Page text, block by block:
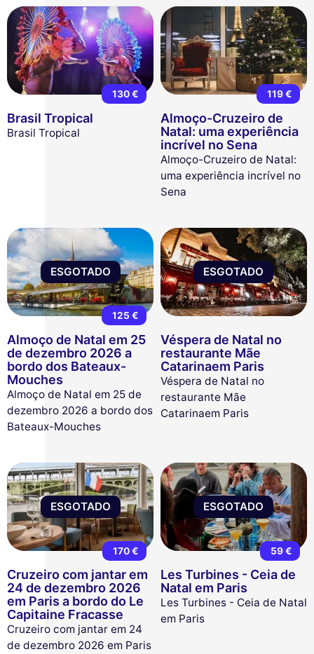
130 €
Brasil Tropical
Brasil Tropical
119 €
Almoço-Cruzeiro de
Natal: uma experiência
incrível no Sena
Almoço-Cruzeiro de Natal:
uma experiência incrível no
Sena
ESGOTADO
125 €
Almoço de Natal em 25
de dezembro 2026 a
bordo dos Bateaux-
Mouches
Almoço de Natal em 25 de
dezembro 2026 a bordo dos
Bateaux-Mouches
ESGOTADO
Véspera de Natal no
restaurante Mãe
Catarinaem Paris
Véspera de Natal no
restaurante Mãe
Catarinaem Paris
ESGOTADO
170 €
Cruzeiro com jantar em
24 de dezembro 2026
em Paris a bordo do Le
Capitaine Fracasse
Cruzeiro com jantar em 24
de dezembro 2026 em Paris
ESGOTADO
59 €
Les Turbines - Ceia de
Natal em Paris
Les Turbines - Ceia de Natal
em Paris